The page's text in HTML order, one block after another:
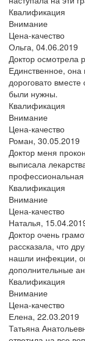
Квалификация
Внимание
Цена-качество
Ольга, 04.06.2019
Доктор осмотрела
Единственное, она
дороговато
были нужны.
Квалификация
Внимание
Цена-качество
Роман, 30.05.2019
Доктор меня
выписала
профессиональная
Квалификация
Внимание
Цена-качество
Наталья,
Доктор очень
рассказала, что
нашли инфекции,
дополнительные
Квалификация
Внимание
Цена-качество
Елена, 22.03.2019
Татьяна